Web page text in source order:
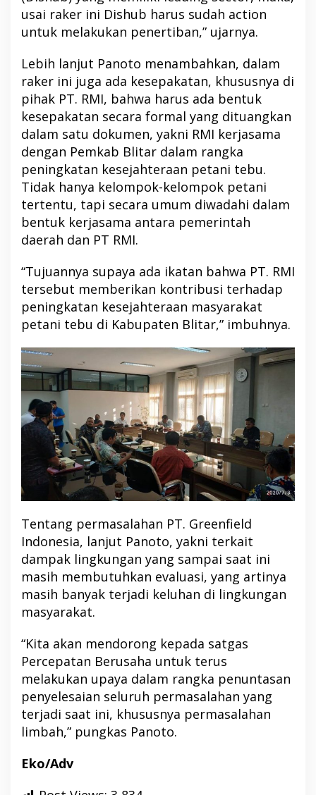
usai raker ini Dishub harus sudah action
untuk melakukan penertiban,” ujarnya.
Lebih lanjut Panoto menambahkan, dalam
raker ini juga ada kesepakatan, khususnya di
pihak PT. RMI, bahwa harus ada bentuk
kesepakatan secara formal yang dituangkan
dalam satu dokumen, yakni RMI kerjasama
dengan Pemkab Blitar dalam rangka
peningkatan kesejahteraan petani tebu.
Tidak hanya kelompok-kelompok petani
tertentu, tapi secara umum diwadahi dalam
bentuk kerjasama antara pemerintah
daerah dan PT RMI.
“Tujuannya supaya ada ikatan bahwa PT. RMI
tersebut memberikan kontribusi terhadap
peningkatan kesejahteraan masyarakat
petani tebu di Kabupaten Blitar,” imbuhnya.
Tentang permasalahan PT. Greenfield
Indonesia, lanjut Panoto, yakni terkait
dampak lingkungan yang sampai saat ini
masih membutuhkan evaluasi, yang artinya
masih banyak terjadi keluhan di lingkungan
masyarakat.
“Kita akan mendorong kepada satgas
Percepatan Berusaha untuk terus
melakukan upaya dalam rangka penuntasan
penyelesaian seluruh permasalahan yang
terjadi saat ini, khususnya permasalahan
limbah,” pungkas Panoto.
Eko/Adv